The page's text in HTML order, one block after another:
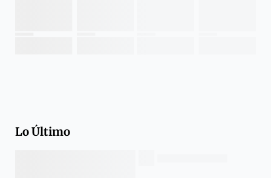
Lo Último